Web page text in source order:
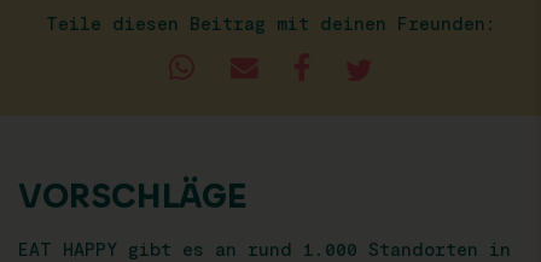
Teile diesen Beitrag mit deinen Freunden:
VORSCHLÄGE
EAT HAPPY gibt es an rund 1.000 Standorten in